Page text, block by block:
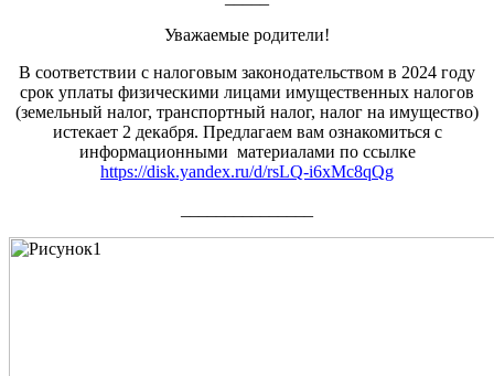
Уважаемые родители!
В соответствии с налоговым законодательством в 2024 году
срок уплаты физическими лицами имущественных налогов
(земельный налог, транспортный налог, налог на имущество)
истекает 2 декабря. Предлагаем вам ознакомиться с
информационными материалами по ссылке
https://disk.yandex.ru/d/rsLQ-i6xMc8qQg